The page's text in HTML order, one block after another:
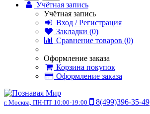
Учётная запись
Учётная запись
Вход / Регистрация
Закладки (0)
Сравнение товаров (0)
Оформление заказа
Корзина покупок
Оформление заказа
г. Москва, ПН-ПТ 10:00-19:00
8(499)396-35-49